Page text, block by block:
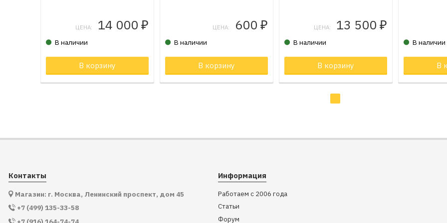
ЦЕНА: 14 000 ₽
В наличии
В корзину Товар в корзине
ЦЕНА: 600 ₽
В наличии
В корзину Товар в корзине
ЦЕНА: 13 500 ₽
В наличии
В корзину
В наличии
В
Контакты
Магазин: г. Москва, Ленинский проспект, дом 45
+7 (499) 135-33-58
Информация
Работаем с 2006 года
Статьи
Форум